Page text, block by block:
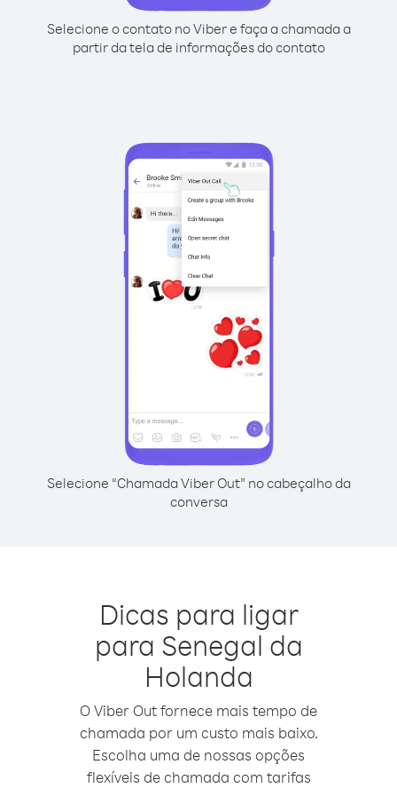
Selecione o contato no Viber e faça a chamada a
partir da tela de informações do contato
Selecione “Chamada Viber Out” no cabeçalho da
conversa
Dicas para ligar
para Senegal da
Holanda
O Viber Out fornece mais tempo de
chamada por um custo mais baixo.
Escolha uma de nossas opções
flexíveis de chamada com tarifas